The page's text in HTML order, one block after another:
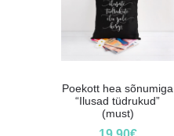
Poekott hea sõnumiga
“Ilusad tüdrukud”
(must)